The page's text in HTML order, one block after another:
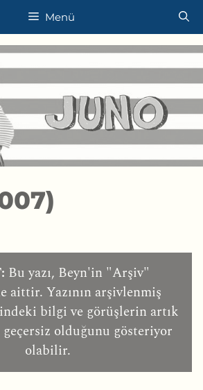
Menü
Bu yazı, Beyn'in "Arşiv"
aittir. Yazının arşivlenmiş
bilgi ve görüşlerin artık
geçersiz olduğunu gösteriyor
olabilir.